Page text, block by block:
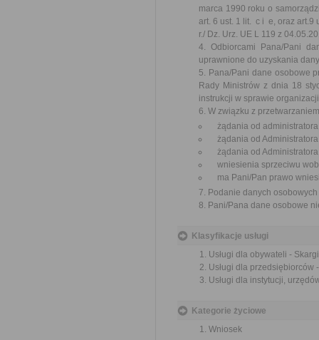
marca 1990 roku o
art. 6 ust. 1 lit. c i e, oraz art.9
r./ Dz. Urz. UE L 119 z
4. Odbiorcami Pana/Pani
uprawnione do uzyskania
5. Pana/Pani dane osobowe
Rady Ministrów z dnia 18
instrukcji w sprawie
6. W związku z
żądania od
żądania od
żądania od
wniesienia sprzeciwu
ma Pani/Pan prawo
7. Podanie danych
8. Pani/Pana dane osobowe
Klasyfikacje usługi
Usługi dla obywateli -
Usługi dla przedsiębiorców
Usługi dla instytucji,
Kategorie życiowe
Wniosek